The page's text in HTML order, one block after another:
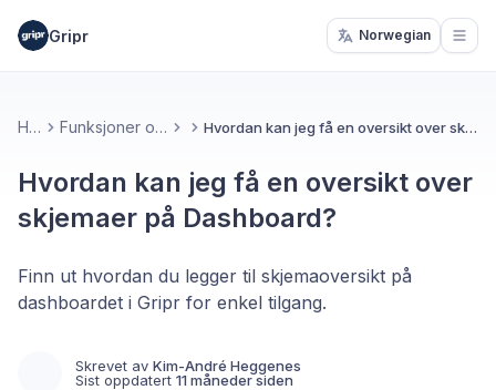
Gripr Norwegian
Hjem Funksjoner og verktøy Hvordan kan jeg få en oversikt over skjemaer på Dashboard?
Hvordan kan jeg få en oversikt over
skjemaer på Dashboard?
Finn ut hvordan du legger til skjemaoversikt på
dashboardet i Gripr for enkel tilgang.
Skrevet av Kim-André Heggenes
Sist oppdatert 11 måneder siden